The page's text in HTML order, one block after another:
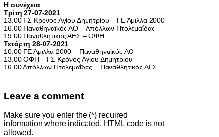
Η συνέχεια
Τρίτη 27-07-2021
13.00 ΓΣ Κρόνος Αγίου Δημητρίου – ΓΕ Άμιλλα 2000
16.00 Παναθηναϊκός ΑΟ – Απόλλων Πτολεμαΐδας
19.00 Παναθλητικός ΑΕΣ – ΟΦΗ
Τετάρτη 28-07-2021
10.00 ΓΕ Άμιλλα 2000 – Παναθηναϊκός ΑΟ
13.00 ΟΦΗ – ΓΣ Κρόνος Αγίου Δημητρίου
16.00 Απόλλων Πτολεμαΐδας – Παναθλητικός ΑΕΣ
Leave a comment
Make sure you enter the (*) required
information where indicated. HTML code is not
allowed.